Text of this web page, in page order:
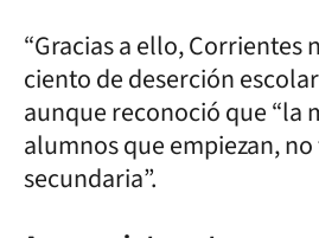
“Gracias a ello, Corrientes
ciento de deserción
aunque reconoció que “la
alumnos que empiezan,
secundaria”.